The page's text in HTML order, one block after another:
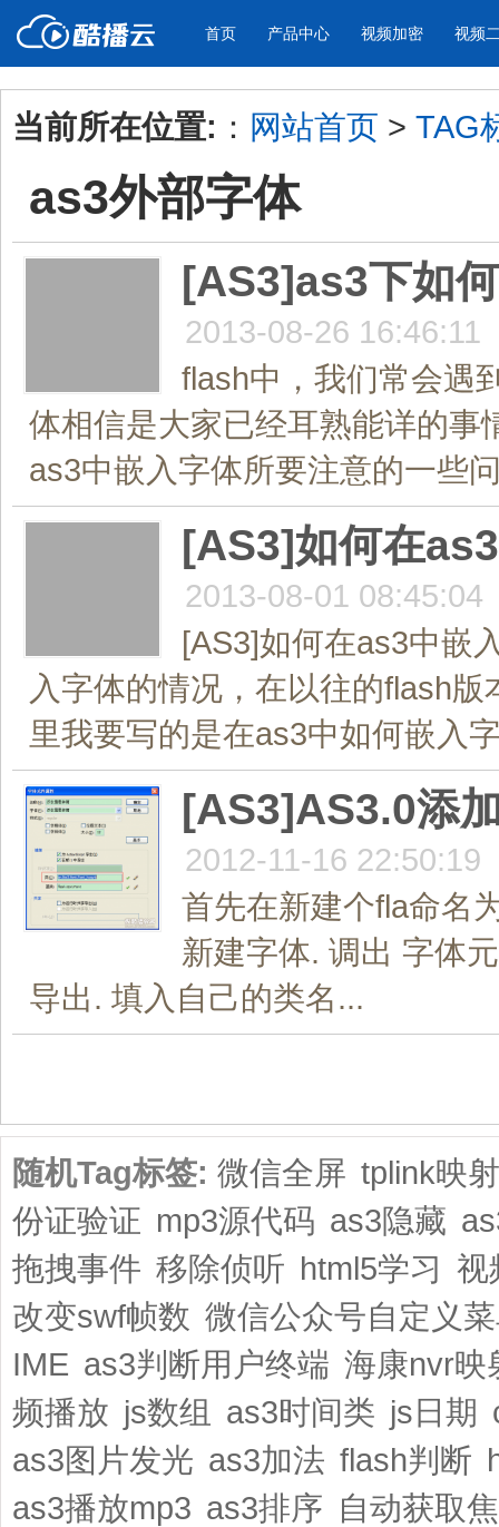
首页 产品中心
产品与新功能
视频加密防下载防录屏
防下载/防盗录/防录屏/防篡改
帮助企业视频
视频加密 视频
应用场景
企业宣传
工作汇报
年会节目
当前所在位置: ： 网站首页 > TAG
as3外部字体
[AS3]as3下如
2013-08-26 16:46:11
flash中，我们常会遇
体相信是大家已经耳熟能详的事
as3中嵌入字体所要注意的一些
[AS3]如何在
2013-08-01 08:45:04
[AS3]如何在as3中嵌
入字体的情况，在以往的flash
里我要写的是在as3中如何嵌入
[AS3]AS3.0添
2012-11-16 22:50:19
首先在新建个fla命名
新建字体. 调出 字体
导出. 填入自己的类名...
随机Tag标签: 微信全屏 tplink映射
份证验证 mp3源代码 as3隐藏
拖拽事件 移除侦听 html5学习 视
改变swf帧数 微信公众号自定义
IME as3判断用户终端 海康nvr映
频播放 js数组 as3时间类 js日期
as3图片发光 as3加法 flash判断
as3播放mp3 as3排序 自动获取